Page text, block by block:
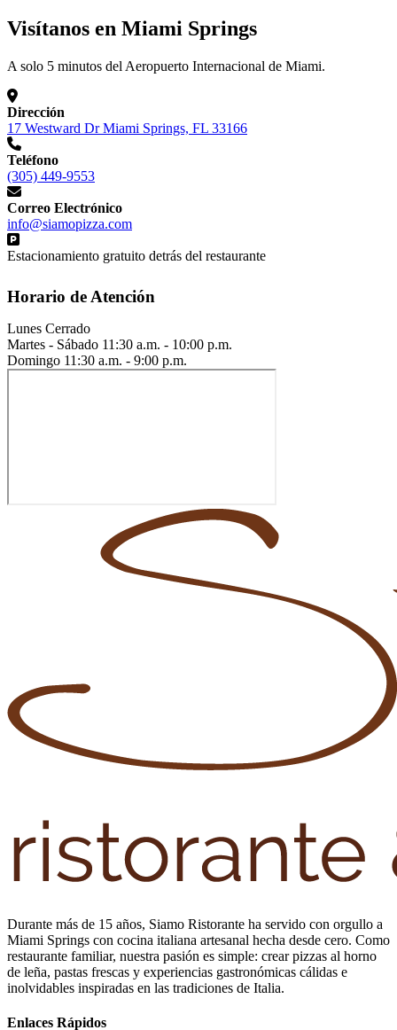
Visítanos en Miami Springs
A solo 5 minutos del Aeropuerto Internacional de Miami.
Dirección
17 Westward Dr Miami Springs, FL 33166
Teléfono
(305) 449-9553
Correo Electrónico
info@siamopizza.com
Estacionamiento gratuito detrás del restaurante
Horario de Atención
Lunes Cerrado
Martes - Sábado 11:30 a.m. - 10:00 p.m.
Domingo 11:30 a.m. - 9:00 p.m.
Durante más de 15 años, Siamo Ristorante ha servido con orgullo a
Miami Springs con cocina italiana artesanal hecha desde cero. Como
restaurante familiar, nuestra pasión es simple: crear pizzas al horno
de leña, pastas frescas y experiencias gastronómicas cálidas e
inolvidables inspiradas en las tradiciones de Italia.
Enlaces Rápidos